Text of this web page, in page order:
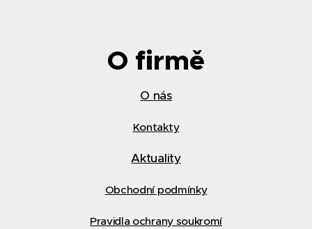
O firmě
O nás
Kontakty
Aktuality
Obchodní podmínky
Pravidla ochrany soukromí